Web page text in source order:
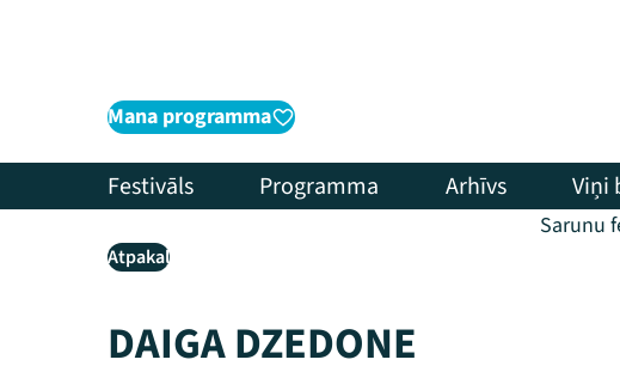
Mana programma
Festivāls Programma Arhīvs Viņi
Sarunu
Atpakaļ
DAIGA DZEDONE